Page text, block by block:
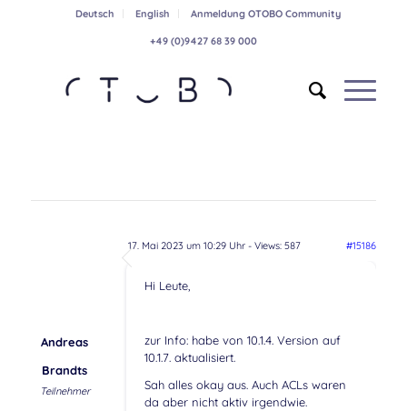
Deutsch English Anmeldung OTOBO Community
+49 (0)9427 68 39 000
17. Mai 2023 um 10:29 Uhr- Views: 587 #15186
Andreas
Brandts
Teilnehmer
Hi Leute,
zur Info: habe von 10.1.4. Version auf
10.1.7. aktualisiert.
Sah alles okay aus. Auch ACLs waren
da aber nicht aktiv irgendwie.